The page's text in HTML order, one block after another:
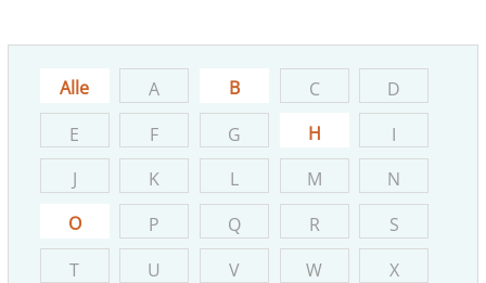
Alle A B C
D
E
F G H
I
J
K L M
N
O
P Q R
S
T
U V W
X